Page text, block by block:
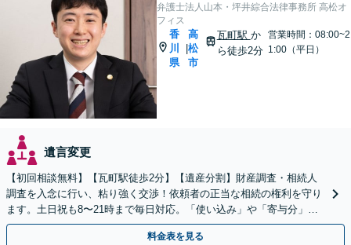
弁護士法人山本・坪井綜合法律事務所 高松オ
フィス
香
川
県
高
松
市
瓦町駅 か
ら徒歩2分
営業時間：08:00~2
1:00（平日）
遺言変更
【初回相談無料】【瓦町駅徒歩2分】【遺産分割】財産調査・相続人
調査を入念に行い、粘り強く交渉！依頼者の正当な相続の権利を守り
ます。土日祝も8〜21時まで毎日対応。「使い込み」や「寄与分」の
調査もお任せください！【遺言書作成や相続放棄も対応】
料金表を見る